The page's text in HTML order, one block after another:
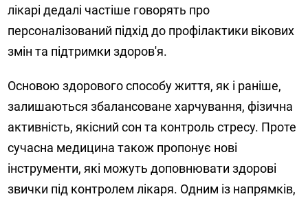
лікарі дедалі частіше говорять про
персоналізований підхід до профілактики вікових
змін та підтримки здоров'я.
Основою здорового способу життя, як і раніше,
залишаються збалансоване харчування, фізична
активність, якісний сон та контроль стресу. Проте
сучасна медицина також пропонує нові
інструменти, які можуть доповнювати здорові
звички під контролем лікаря. Одним із напрямків,